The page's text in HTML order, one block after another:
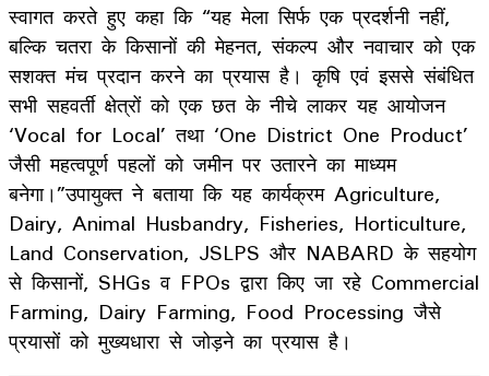
स्वागत करते हुए कहा कि “यह मेला सिर्फ एक प्रदर्शनी नहीं,
बल्कि चतरा के किसानों की मेहनत, संकल्प और नवाचार को एक
सशक्त मंच प्रदान करने का प्रयास है। कृषि एवं इससे संबंधित
सभी सहवर्ती क्षेत्रों को एक छत के नीचे लाकर यह आयोजन
‘Vocal for Local’ तथा ‘One District One Product’
जैसी महत्वपूर्ण पहलों को जमीन पर उतारने का माध्यम
बनेगा।”उपायुक्त ने बताया कि यह कार्यक्रम Agriculture,
Dairy, Animal Husbandry, Fisheries, Horticulture,
Land Conservation, JSLPS और NABARD के सहयोग
से किसानों, SHGs व FPOs द्वारा किए जा रहे Commercial
Farming, Dairy Farming, Food Processing जैसे
प्रयासों को मुख्यधारा से जोड़ने का प्रयास है।